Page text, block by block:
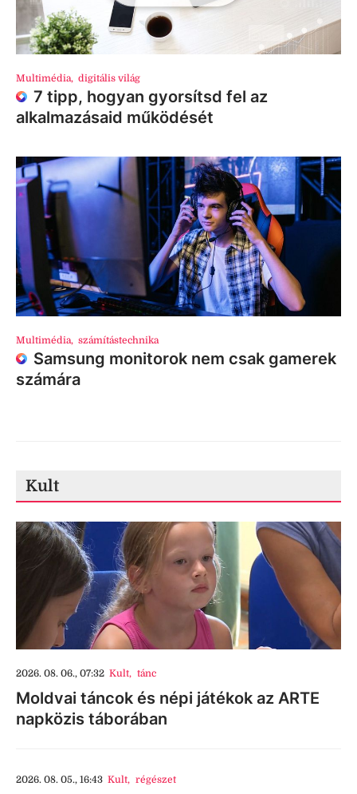
Multimédia, digitális világ
7 tipp, hogyan gyorsítsd fel az
alkalmazásaid működését
Multimédia, számítástechnika
Samsung monitorok nem csak gamerek
számára
Kult
2026. 08. 06., 07:32 Kult, tánc
Moldvai táncok és népi játékok az ARTE
napközis táborában
2026. 08. 05., 16:43 Kult, régészet